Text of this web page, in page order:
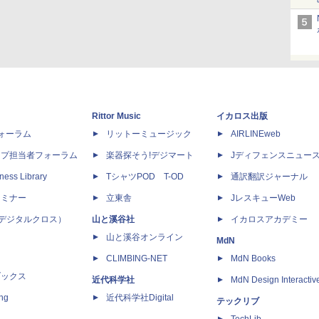
ーラム
担当者フォーラム
Library
ナー
ジタルクロス）
クス
Rittor Music
リットーミュージック
楽器探そう!デジマート
TシャツPOD T-OD
立東舎
山と溪谷社
山と溪谷オンライン
CLIMBING-NET
近代科学社
近代科学社Digital
イカロス出版
AIRLINEweb
Jディフェンスニュー
通訳翻訳ジャーナル
JレスキューWeb
イカロスアカデミー
MdN
MdN Books
MdN Design
テックリブ